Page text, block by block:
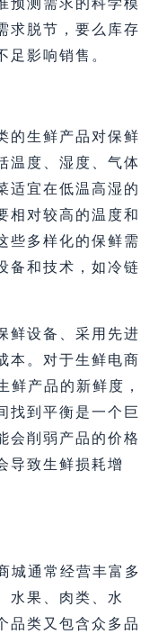
预测需求的科学模
求脱节，要么库存
足影响销售。
的生鲜产品对保鲜
温度、湿度、气体
适宜在低温高湿的
相对较高的温度和
些多样化的保鲜需
备和技术，如冷链
鲜设备、采用先进
本。对于生鲜电商
鲜产品的新鲜度，
找到平衡是一个巨
会削弱产品的价格
导致生鲜损耗增
城通常经营丰富多
水果、肉类、水
品类又包含众多品